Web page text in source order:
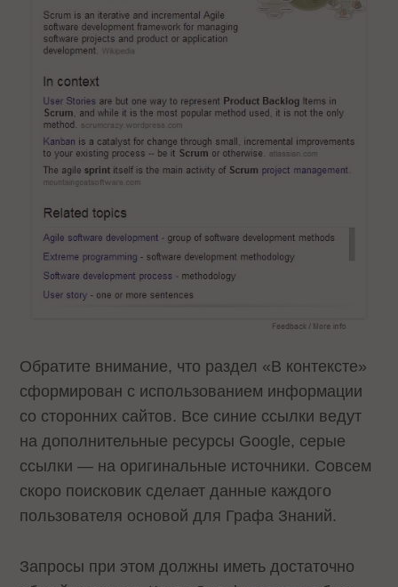
Обратите внимание, что раздел «В контексте»
сформирован с использованием информации
со сторонних сайтов. Все синие ссылки ведут
на дополнительные ресурсы Google, серые
ссылки — на оригинальные источники. Совсем
скоро поисковик сделает данные каждого
пользователя основой для Графа Знаний.
Запросы при этом должны иметь достаточно